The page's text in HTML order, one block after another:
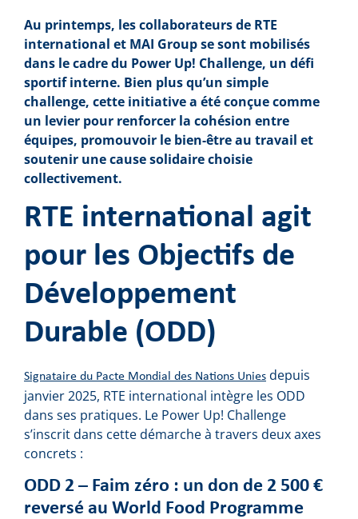
Au printemps, les collaborateurs de RTE
international et MAI Group se sont mobilisés
dans le cadre du Power Up! Challenge, un défi
sportif interne. Bien plus qu’un simple
challenge, cette initiative a été conçue comme
un levier pour renforcer la cohésion entre
équipes, promouvoir le bien-être au travail et
soutenir une cause solidaire choisie
collectivement.
RTE international agit
pour les Objectifs de
Développement
Durable (ODD)
Signataire du Pacte Mondial des Nations Unies depuis
janvier 2025, RTE international intègre les ODD
dans ses pratiques. Le Power Up! Challenge
s’inscrit dans cette démarche à travers deux axes
concrets :
ODD 2 – Faim zéro : un don de 2 500 €
reversé au World Food Programme